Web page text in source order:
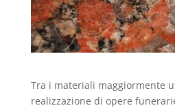
Tra i materiali maggiormente
realizzazione di opere